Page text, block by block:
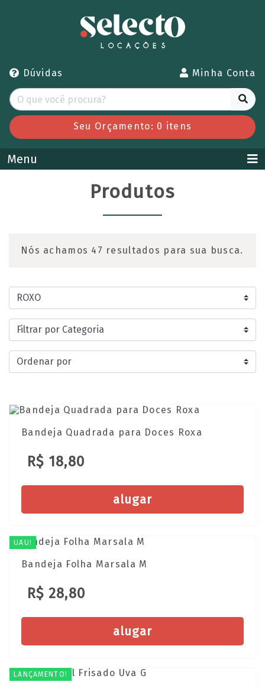
Dúvidas Minha Conta
Seu Orçamento: 0 itens
Menu
Produtos
Nós achamos 47 resultados para sua busca.
Bandeja Quadrada para Doces Roxa
R$ 18,80
alugar
UAU!
Bandeja Folha Marsala M
R$ 28,80
alugar
LANÇAMENTO!